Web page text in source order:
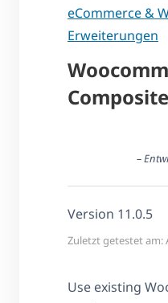
eCommerce &
Erweiterungen
–
Version 11.0.5
Zuletzt getestet am:
Use existing